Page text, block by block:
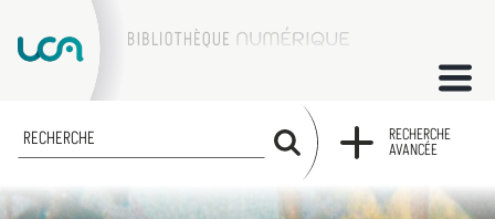
ACCUEIL
COLLECTIONS
RECHERCHE
RECHERCHE
AVANCÉE